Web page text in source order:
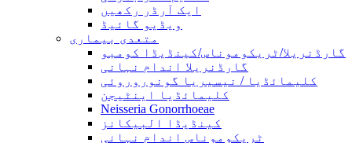
ایک آرڈر رکھیں
ویڈیو گائیڈ
متعدی بیماری
گارڈنریلا/ٹریکوموناس/کینڈیڈا کومبو
گارڈنریلا اندام نہانی
کلیمائڈیا / نیسیریا گونوروروئی
کلیمائڈیا اینٹیجن
Neisseria Gonorrhoeae
کینڈیڈا البیکانز
ٹریکوموناس اندام نہانی